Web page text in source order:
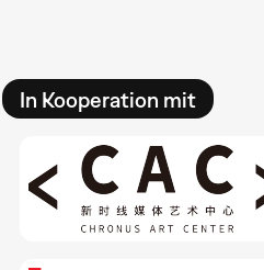
In Kooperation mit